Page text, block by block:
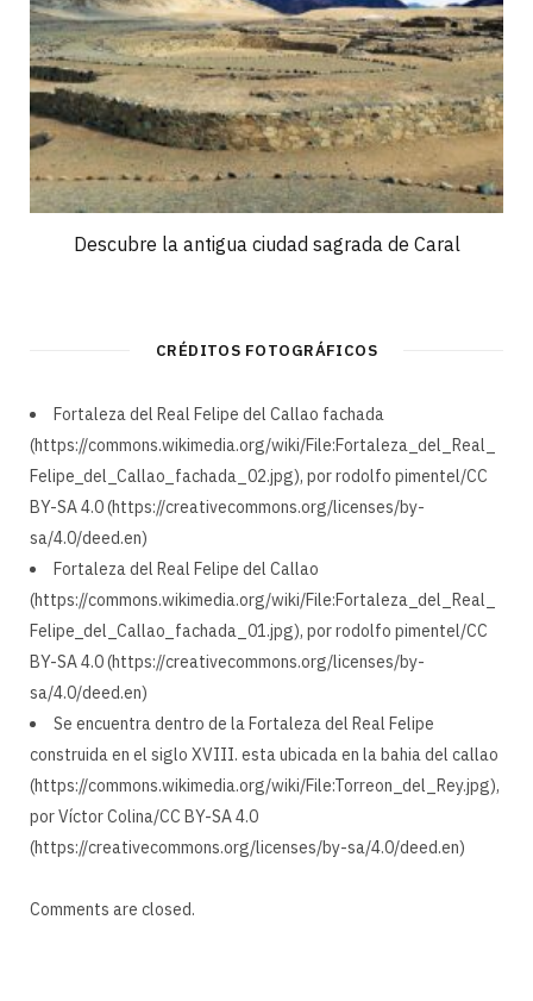
Descubre la antigua ciudad sagrada de Caral
CRÉDITOS FOTOGRÁFICOS
Fortaleza del Real Felipe del Callao fachada
(https://commons.wikimedia.org/wiki/File:Fortaleza_del_Real_
Felipe_del_Callao_fachada_02.jpg), por rodolfo pimentel/CC
BY-SA 4.0 (https://creativecommons.org/licenses/by-
sa/4.0/deed.en)
Fortaleza del Real Felipe del Callao
(https://commons.wikimedia.org/wiki/File:Fortaleza_del_Real_
Felipe_del_Callao_fachada_01.jpg), por rodolfo pimentel/CC
BY-SA 4.0 (https://creativecommons.org/licenses/by-
sa/4.0/deed.en)
Se encuentra dentro de la Fortaleza del Real Felipe
construida en el siglo XVIII. esta ubicada en la bahia del callao
(https://commons.wikimedia.org/wiki/File:Torreon_del_Rey.jpg),
por Víctor Colina/CC BY-SA 4.0
(https://creativecommons.org/licenses/by-sa/4.0/deed.en)
Comments are closed.